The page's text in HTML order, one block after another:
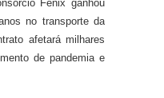
Fênix ganhou
no transporte da
afetará milhares
de pandemia e